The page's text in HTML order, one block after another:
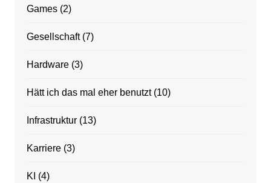
Games(2)
Gesellschaft(7)
Hardware(3)
Hätt ich das mal eher benutzt(10)
Infrastruktur(13)
Karriere(3)
KI (4)